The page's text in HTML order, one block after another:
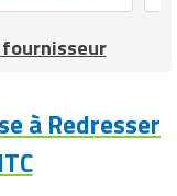
à Redresser